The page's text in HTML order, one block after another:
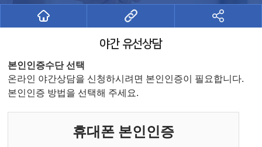
야간 유선상담
본인인증수단 선택
온라인 야간상담을 신청하시려면 본인인증이 필요합니다.
본인인증 방법을 선택해 주세요.
휴대폰 본인인증